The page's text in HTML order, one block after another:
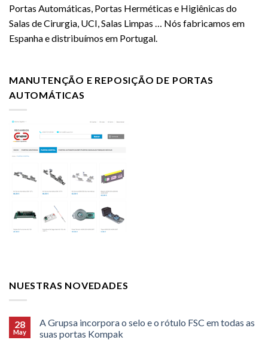
Portas Automáticas, Portas Herméticas e Higiênicas do
Salas de Cirurgia, UCI, Salas Limpas … Nós fabricamos em
Espanha e distribuímos em Portugal.
MANUTENÇÃO E REPOSIÇÃO DE PORTAS
AUTOMÁTICAS
NUESTRAS NOVEDADES
28
May
A Grupsa incorpora o selo e o rótulo FSC em todas as
suas portas Kompak